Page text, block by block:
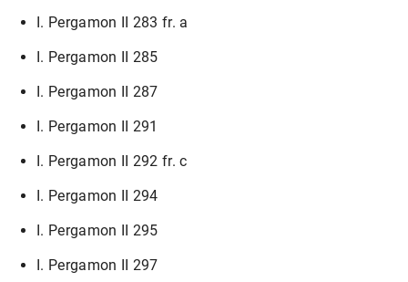
I. Pergamon II 283 fr. a
I. Pergamon II 285
I. Pergamon II 287
I. Pergamon II 291
I. Pergamon II 292 fr. c
I. Pergamon II 294
I. Pergamon II 295
I. Pergamon II 297